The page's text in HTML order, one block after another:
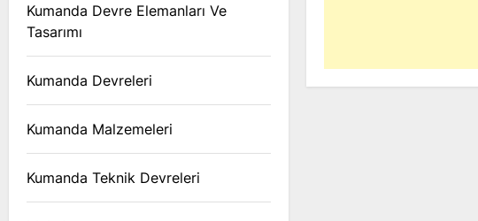
Kumanda Devre Elemanları Ve
Tasarımı
Kumanda Devreleri
Kumanda Malzemeleri
Kumanda Teknik Devreleri